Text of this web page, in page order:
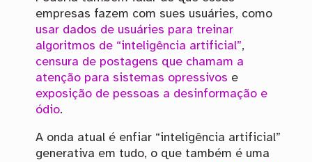
empresas fazem com sues usuáries, como
usar dados de usuáries para treinar
algoritmos de “inteligência artificial”,
censura de postagens que chamam a
atenção para sistemas opressivos e
exposição de pessoas a desinformação e
ódio.
A onda atual é enfiar “inteligência artificial”
generativa em tudo, o que também é uma